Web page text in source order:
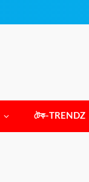
টেক-TRENDZ